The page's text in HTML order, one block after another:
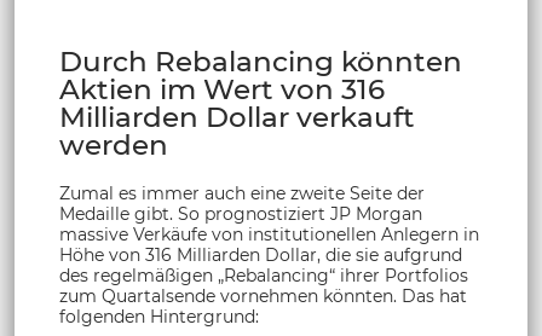
Durch Rebalancing könnten
Aktien im Wert von 316
Milliarden Dollar verkauft
werden
Zumal es immer auch eine zweite Seite der
Medaille gibt. So prognostiziert JP Morgan
massive Verkäufe von institutionellen Anlegern in
Höhe von 316 Milliarden Dollar, die sie aufgrund
des regelmäßigen „Rebalancing“ ihrer Portfolios
zum Quartalsende vornehmen könnten. Das hat
folgenden Hintergrund: